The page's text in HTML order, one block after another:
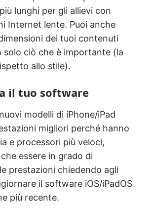
lunghi per gli allievi con
Internet lente. Puoi anche
dei tuoi contenuti
solo ciò che è importante (la
allo stile).
il tuo software
modelli di iPhone/iPad
migliori perché hanno
e processori più veloci,
essere in grado di
prestazioni chiedendo agli
il software iOS/iPadOS
più recente.